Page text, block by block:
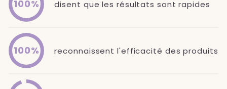
100% disent que les résultats sont rapides
100% reconnaissent l'efficacité des produits